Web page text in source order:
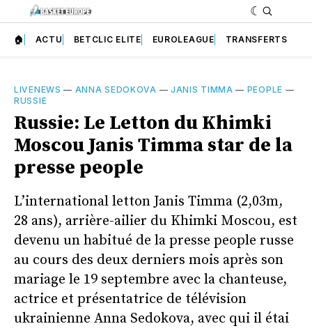
🏠 ACTU BETCLIC ELITE EUROLEAGUE TRANSFERTS
LIVENEWS — ANNA SEDOKOVA — JANIS TIMMA — PEOPLE —
RUSSIE
Russie: Le Letton du Khimki
Moscou Janis Timma star de la
presse people
L’international letton Janis Timma (2,03m,
28 ans), arrière-ailier du Khimki Moscou, est
devenu un habitué de la presse people russe
au cours des deux derniers mois après son
mariage le 19 septembre avec la chanteuse,
actrice et présentatrice de télévision
ukrainienne Anna Sedokova, avec qui il étai